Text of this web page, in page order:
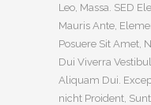
Leo, Massa. SED
Mauris Ante,
Posuere Sit Amet,
Dui Viverra
Aliquam Dui.
nicht Proident,